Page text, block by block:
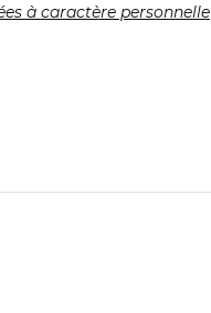
à caractère personnelle